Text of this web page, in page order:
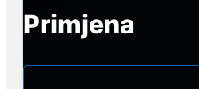
Primjena